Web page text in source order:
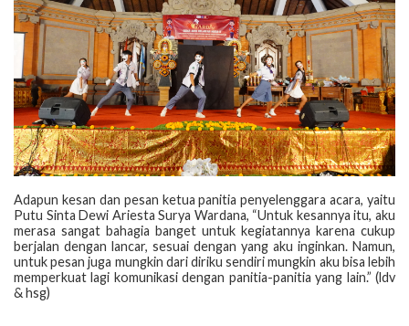
Adapun kesan dan pesan ketua panitia penyelenggara acara, yaitu
Putu Sinta Dewi Ariesta Surya Wardana, “Untuk kesannya itu, aku
merasa sangat bahagia banget untuk kegiatannya karena cukup
berjalan dengan lancar, sesuai dengan yang aku inginkan. Namun,
untuk pesan juga mungkin dari diriku sendiri mungkin aku bisa lebih
memperkuat lagi komunikasi dengan panitia-panitia yang lain.” (ldv
& hsg)